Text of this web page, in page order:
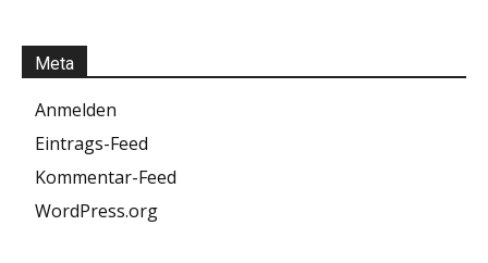
Meta
Anmelden
Eintrags-Feed
Kommentar-Feed
WordPress.org